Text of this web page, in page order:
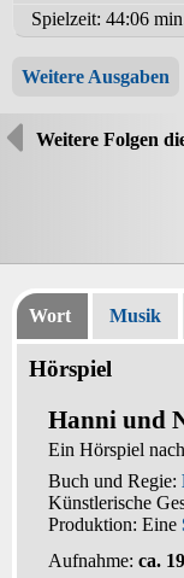
Spielzeit: 44:06
Weitere Ausgaben
Weitere Folgen
Wort Musik
Hörspiel
Hanni und
Ein Hörspiel nach
Buch und Regie:
Künstlerische
Produktion: Eine
Aufnahme: ca.